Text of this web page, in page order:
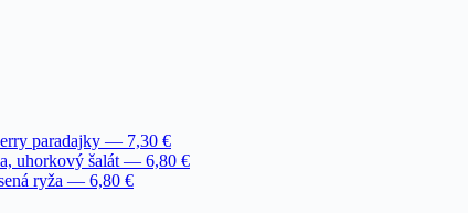
paradajky — 7,30 €
uhorkový šalát — 6,80 €
ryža — 6,80 €